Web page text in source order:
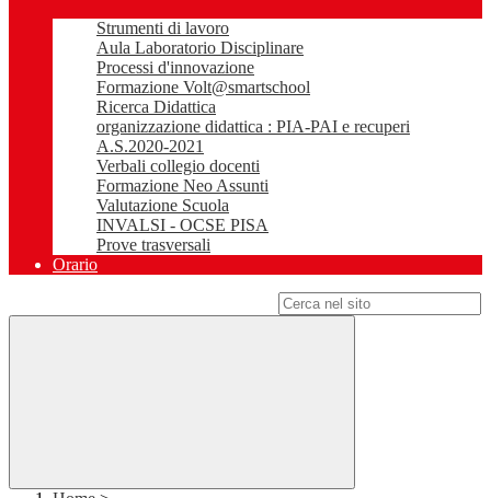
Strumenti di lavoro
Aula Laboratorio Disciplinare
Processi d'innovazione
Formazione Volt@smartschool
Ricerca Didattica
organizzazione didattica : PIA-PAI e recuperi
A.S.2020-2021
Verbali collegio docenti
Formazione Neo Assunti
Valutazione Scuola
INVALSI - OCSE PISA
Prove trasversali
Orario